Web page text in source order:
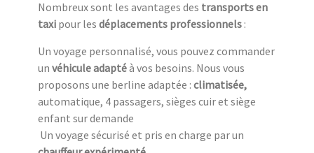
Nombreux sont les avantages des transports en
taxi pour les déplacements professionnels :
Un voyage personnalisé, vous pouvez commander
un véhicule adaptéà vos besoins. Nous vous
proposons une berline adaptée : climatisée,
automatique, 4 passagers, sièges cuir et siège
enfant sur demande
Un voyage sécurisé et pris en charge par un